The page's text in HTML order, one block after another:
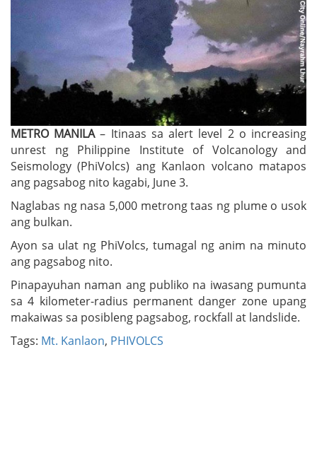
METRO MANILA– Itinaas sa alert level 2 o increasing
unrest ng Philippine Institute of Volcanology and
Seismology (PhiVolcs) ang Kanlaon volcano matapos
ang pagsabog nito kagabi, June 3.
Naglabas ng nasa 5,000 metrong taas ng plume o usok
ang bulkan.
Ayon sa ulat ng PhiVolcs, tumagal ng anim na minuto
ang pagsabog nito.
Pinapayuhan naman ang publiko na iwasang pumunta
sa 4 kilometer-radius permanent danger zone upang
makaiwas sa posibleng pagsabog, rockfall at landslide.
Tags: Mt. Kanlaon, PHIVOLCS